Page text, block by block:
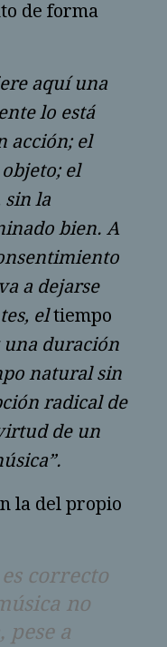
de forma
aquí una
lo está
acción; el
el
sin la
bien. A
a dejarse
eltiempo
una duración
natural sin
radical de
de un
la del propio
correcto
no
pese a